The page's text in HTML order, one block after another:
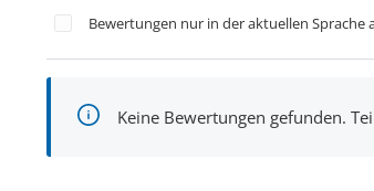
Bewertungen nur in der aktuellen Sprache
Keine Bewertungen gefunden.